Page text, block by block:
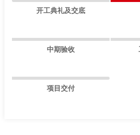
开工典礼及交底
中期验收
项目交付